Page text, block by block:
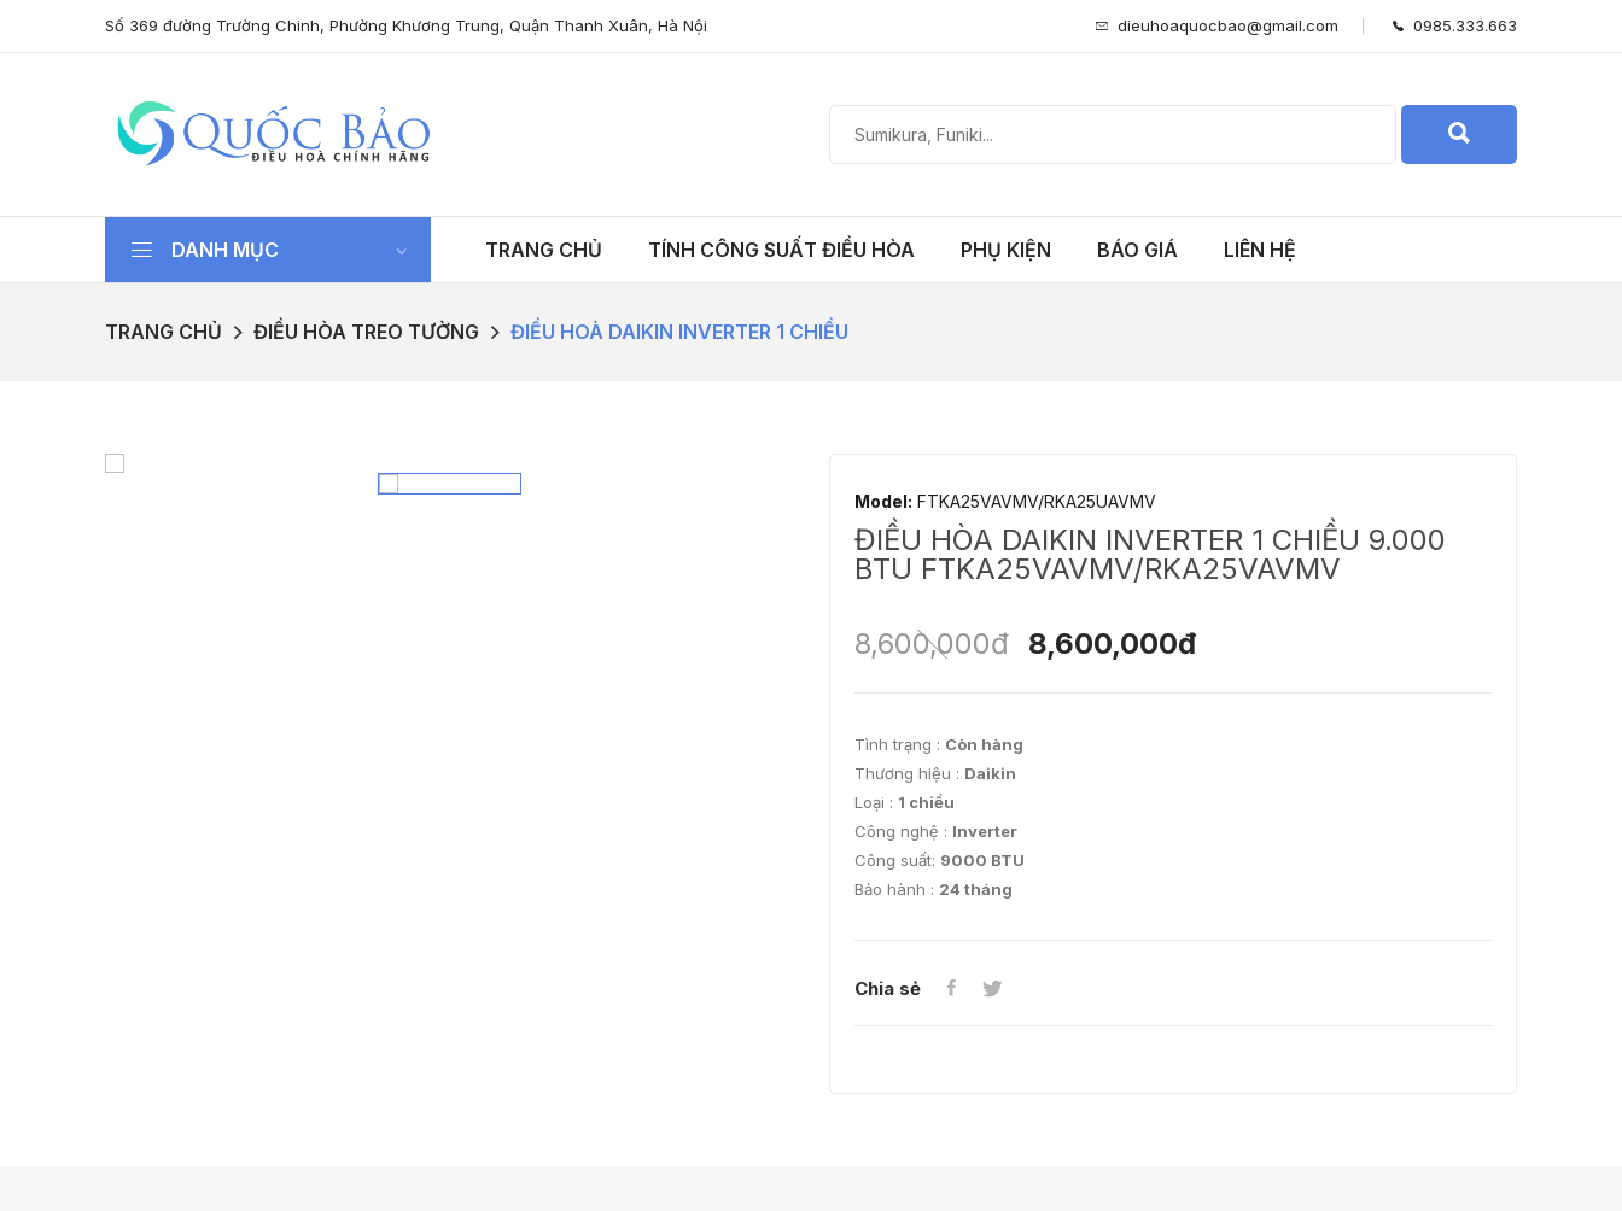
Số 369 đường Trường Chinh, Phường Khương Trung, Quận Thanh Xuân, Hà Nội dieuhoaquocbao@gmail.com 0985.333.663
DANH MỤC TRANG CHỦ TÍNH CÔNG SUẤT ĐIỀU HÒA PHỤ KIỆN BÁO GIÁ LIÊN HỆ
TRANG CHỦ ĐIỀU HÒA TREO TƯỜNG ĐIỀU HOÀ DAIKIN INVERTER 1 CHIỀU
Model: FTKA25VAVMV/RKA25UAVMV
ĐIỀU HÒA DAIKIN INVERTER 1 CHIỀU 9.000
BTU FTKA25VAVMV/RKA25VAVMV
8,600,000đ 8,600,000đ
Tình trạng : Còn hàng
Thương hiệu : Daikin
Loại : 1 chiều
Công nghệ : Inverter
Công suất: 9000 BTU
Bảo hành : 24 tháng
Chia sẻ